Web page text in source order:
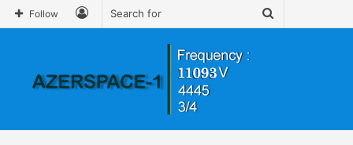
Follow